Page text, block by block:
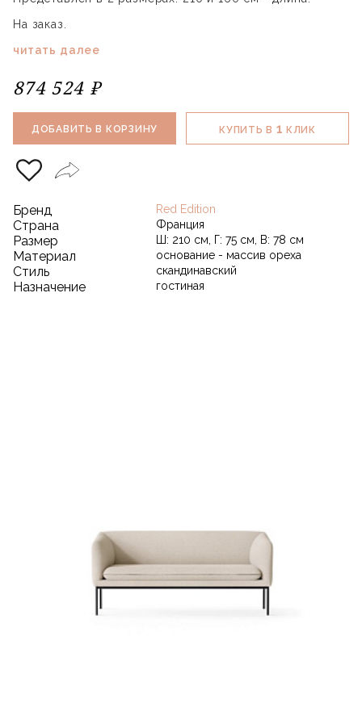
На заказ.
читать далее
874 524 ₽
ДОБАВИТЬ В КОРЗИНУ КУПИТЬ В 1 КЛИК
Бренд Red Edition
Страна Франция
Размер Ш: 210 см, Г: 75 см, В: 78 см
Материал основание - массив ореха
Стиль скандинавский
Назначение гостиная